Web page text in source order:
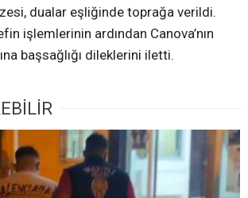
dualar eşliğinde toprağa verildi.
işlemlerinin ardından Canova’nın
başsağlığı dileklerini iletti.